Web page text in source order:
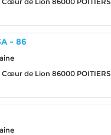
- 86
Cœur de Lion 86000 POITIERS